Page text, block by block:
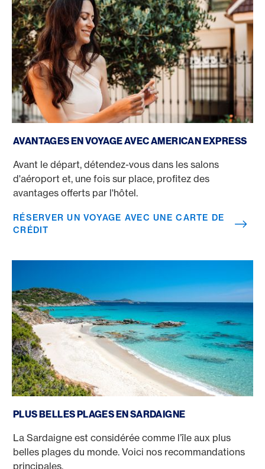
AVANTAGES EN VOYAGE AVEC AMERICAN EXPRESS
Avant le départ, détendez-vous dans les salons
d'aéroport et, une fois sur place, profitez des
avantages offerts par l'hôtel.
RÉSERVER UN VOYAGE AVEC UNE CARTE DE
CRÉDIT
PLUS BELLES PLAGES EN SARDAIGNE
La Sardaigne est considérée comme l’île aux plus
belles plages du monde. Voici nos recommandations
principales.